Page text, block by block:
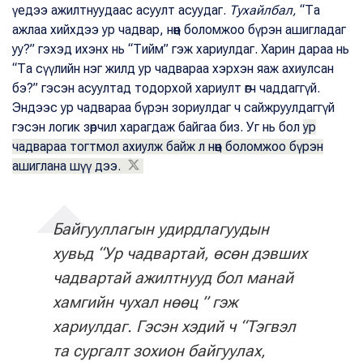
үедээ ажилтнуудаас асуулт асуудаг. Тухайлбал, “Та
ажлаа хийхдээ ур чадвар, нөөц боломжоо бүрэн ашигладаг
уу?” гэхэд ихэнх нь “Тийм” гэж хариулдаг. Харин дараа нь
“Та сүүлийн нэг жилд ур чадвараа хэрхэн яаж ахиулсан
бэ?” гэсэн асуултад тодорхой хариулт өгч чаддаггүй.
Эндээс ур чадвараа бүрэн зориулдаг ч сайжруулдаггүй
гэсэн логик зөрчил харагдаж байгаа биз. Уг нь болур
чадвараа тогтмол ахиулж байж л нөөц боломжоо бүрэн
ашиглана шүү дээ.
Байгууллагын удирдлагуудын
хувьд “Ур чадвартай, өсөн дэвших
чадвартай ажилтнууд бол манай
хамгийн чухал нөөц ” гэж
хариулдаг. Гэсэн хэдий ч “Тэгвэл
та сургалт зохион байгуулах,